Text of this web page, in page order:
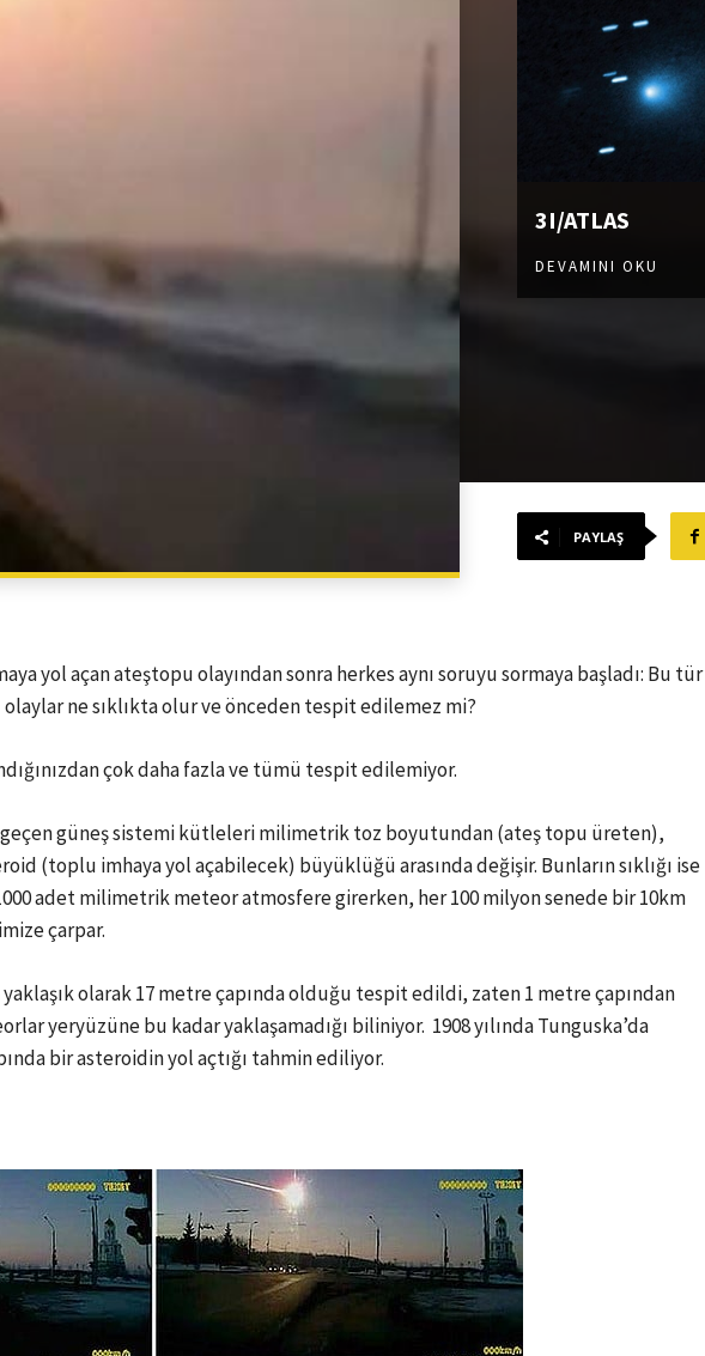
3I/ATLAS
DEVAMINI OKU
PAYLAŞ
yol açan ateştopu olayından sonra herkes aynı soruyu sormaya başladı: Bu tür
olaylar ne sıklıkta olur ve önceden tespit edilemez mi?
çok daha fazla ve tümü tespit edilemiyor.
geçen güneş sistemi kütleleri milimetrik toz boyutundan (ateş topu üreten),
(toplu imhaya yol açabilecek) büyüklüğü arasında değişir. Bunların sıklığı ise
adet milimetrik meteor atmosfere girerken, her 100 milyon senede bir 10km
çarpar.
olarak 17 metre çapında olduğu tespit edildi, zaten 1 metre çapından
yeryüzüne bu kadar yaklaşamadığı biliniyor. 1908 yılında Tunguska’da
bir asteroidin yol açtığı tahmin ediliyor.